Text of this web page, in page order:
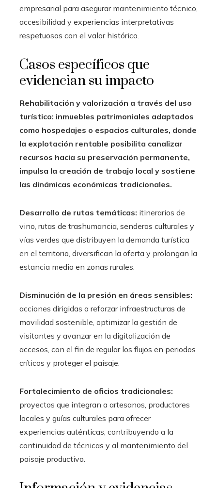
empresarial para asegurar mantenimiento técnico,
accesibilidad y experiencias interpretativas
respetuosas con el valor histórico.
Casos específicos que
evidencian su impacto
Rehabilitación y valorización a través del uso
turístico: inmuebles patrimoniales adaptados
como hospedajes o espacios culturales, donde
la explotación rentable posibilita canalizar
recursos hacia su preservación permanente,
impulsa la creación de trabajo local y sostiene
las dinámicas económicas tradicionales.
Desarrollo de rutas temáticas: itinerarios de
vino, rutas de trashumancia, senderos culturales y
vías verdes que distribuyen la demanda turística
en el territorio, diversifican la oferta y prolongan la
estancia media en zonas rurales.
Disminución de la presión en áreas sensibles:
acciones dirigidas a reforzar infraestructuras de
movilidad sostenible, optimizar la gestión de
visitantes y avanzar en la digitalización de
accesos, con el fin de regular los flujos en periodos
críticos y proteger el paisaje.
Fortalecimiento de oficios tradicionales:
proyectos que integran a artesanos, productores
locales y guías culturales para ofrecer
experiencias auténticas, contribuyendo a la
continuidad de técnicas y al mantenimiento del
paisaje productivo.